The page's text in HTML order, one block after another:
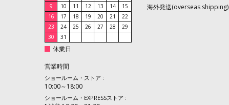
9
10 11 12 13 14
15
16
17 18 19 20 21
22
23
24 25 26 27 28
29
30
31
休業日
営業時間
ショールーム・ストア :
10:00～18:00
ショールーム・EXPRESSストア :
海外発送(overseas shipping)